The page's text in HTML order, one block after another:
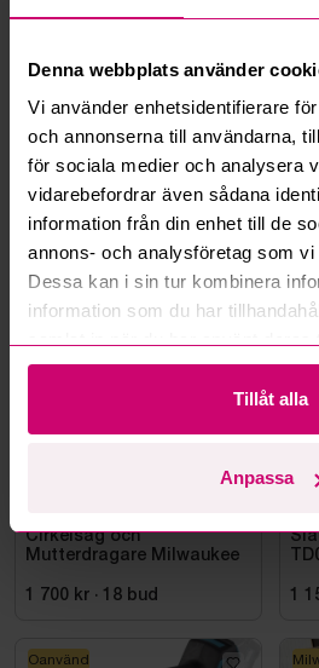
Denna webbplats använder
Vi använder enhetsidentifierare
och annonserna till användarna,
för sociala medier och analysera
vidarebefordrar även sådana
information från din enhet till de
annons- och analysföretag som
Dessa kan i sin tur kombinera
information som du har
Tillåt alla
Anpassa
Kan ni frakta mina vunna objekt?
Läs fler frågor
Mer från samma kategori
Cirkelsåg och
Mutterdragare Milwaukee
1 700 kr · 18 bud
Milwaukee
1
Oanvänd